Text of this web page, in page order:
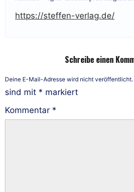
https://steffen-verlag.de/
Schreibe einen
Deine E-Mail-Adresse wird nicht veröffentlicht.
sind mit * markiert
Kommentar *